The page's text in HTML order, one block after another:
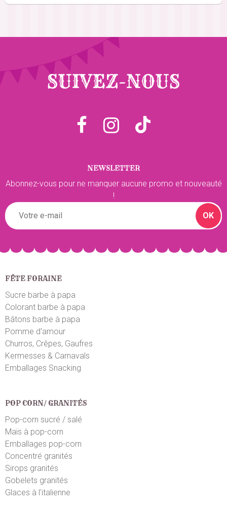
SUIVEZ-NOUS
NEWSLETTER
Abonnez-vous pour ne manquer aucune promo et nouveauté
!
OK
FÊTE FORAINE
Sucre barbe à papa
Colorant barbe à papa
Bâtons barbe à papa
Pomme d'amour
Churros, Crêpes, Gaufres
Kermesses & Carnavals
Emballages Snacking
POP CORN/ GRANITÉS
Pop-corn sucré / salé
Maïs à pop-corn
Emballages pop-corn
Concentré granités
Sirops granités
Gobelets granités
Glaces à l'italienne